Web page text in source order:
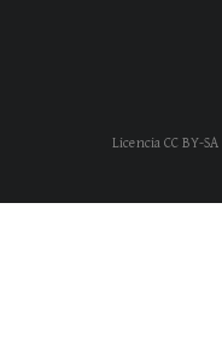
Licencia CC BY-